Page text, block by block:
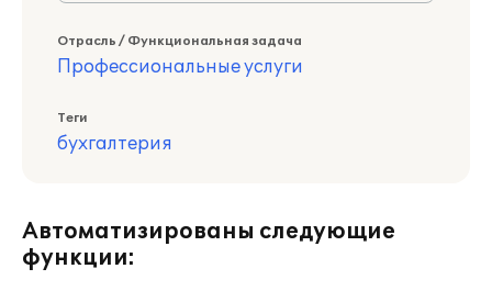
Отрасль / Функциональная задача
Профессиональные услуги
Теги
бухгалтерия
Автоматизированы следующие
функции: